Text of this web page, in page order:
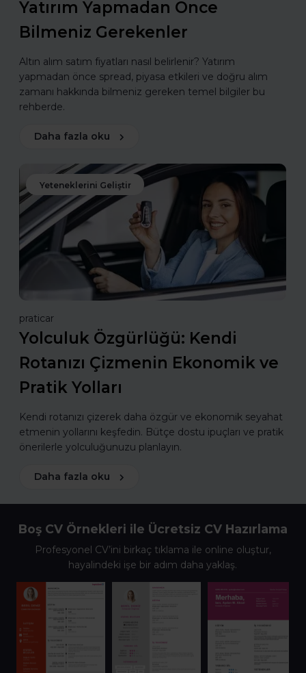
Yatırım Yapmadan Önce
Bilmeniz Gerekenler
Altın alım satım fiyatları nasıl belirlenir? Yatırım
yapmadan önce spread, piyasa etkileri ve doğru alım
zamanı hakkında bilmeniz gereken temel bilgiler bu
rehberde.
Daha fazla oku
Yeteneklerini Geliştir
praticar
Yolculuk Özgürlüğü: Kendi
Rotanızı Çizmenin Ekonomik ve
Pratik Yolları
Kendi rotanızı çizerek daha özgür ve ekonomik seyahat
etmenin yollarını keşfedin. Bütçe dostu ipuçları ve pratik
önerilerle yolculuğunuzu planlayın.
Daha fazla oku
Boş CV Örnekleri ile Ücretsiz CV Hazırlama
Profesyonel CV’ini birkaç tıklama ile online oluştur,
hayalindeki işe bir adım daha yaklaş.